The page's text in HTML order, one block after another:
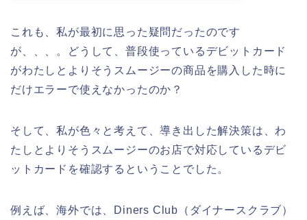
これも、私が最初に思った疑問だったのです
が、、、。どうして、普段使っているデビットカード
がわたしとよりそうスムージーの商品を購入した時に
だけエラーで使えなかったのか？
そして、私が色々と考えて、導き出した解決策は、わ
たしとよりそうスムージーのお店で対応しているデビ
ットカードを確認するということでした。
例えば、海外では、Diners Club（ダイナースクラブ）